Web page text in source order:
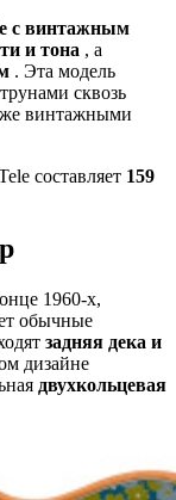
с винтажным
и тона , а
. Эта модель
сквозь
винтажными
составляет 159
1960-х,
обычные
задняя дека и
дизайне
двухкольцевая